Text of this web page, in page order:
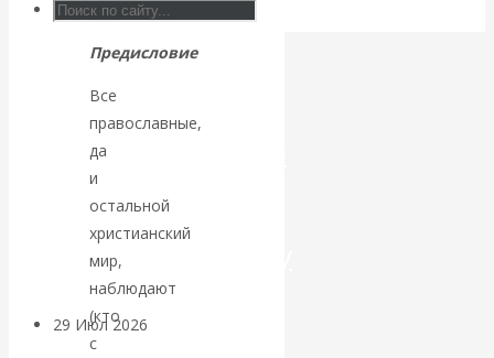
Искусственный
интеллект —
революционный
переход к
посткапитализму
29 Июл 2026
финансовая олигархия
автокефалии.
Предисловие
Все
православные,
да
и
остальной
христианский
мир,
наблюдают
(кто
с